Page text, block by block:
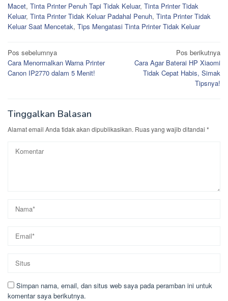
Macet, Tinta Printer Penuh Tapi Tidak Keluar, Tinta Printer Tidak
Keluar, Tinta Printer Tidak Keluar Padahal Penuh, Tinta Printer Tidak
Keluar Saat Mencetak, Tips Mengatasi Tinta Printer Tidak Keluar
Navigasi
pos
Pos sebelumnya
Cara Menormalkan Warna Printer
Canon IP2770 dalam 5 Menit!
Pos berikutnya
Cara Agar Baterai HP Xiaomi
Tidak Cepat Habis, Simak
Tipsnya!
Tinggalkan Balasan
Alamat email Anda tidak akan dipublikasikan. Ruas yang wajib ditandai *
Simpan nama, email, dan situs web saya pada peramban ini untuk
komentar saya berikutnya.